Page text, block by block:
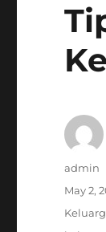
Author
admin
Posted
May 2,